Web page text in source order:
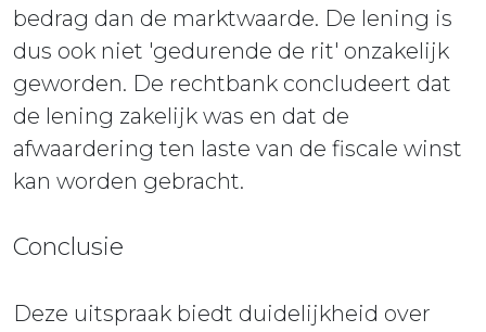
bedrag dan de marktwaarde. De lening is
dus ook niet 'gedurende de rit' onzakelijk
geworden. De rechtbank concludeert dat
de lening zakelijk was en dat de
afwaardering ten laste van de fiscale winst
kan worden gebracht.
Conclusie
Deze uitspraak biedt duidelijkheid over